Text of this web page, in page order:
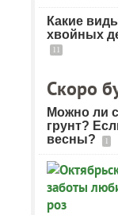
Какие
хвойных
11
Скоро
Можно ли
грунт?
весны?
1